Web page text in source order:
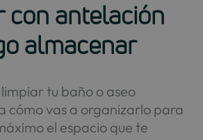
con antelación
almacenar
tu baño o aseo
cómo vas a organizarlo para
el espacio que te